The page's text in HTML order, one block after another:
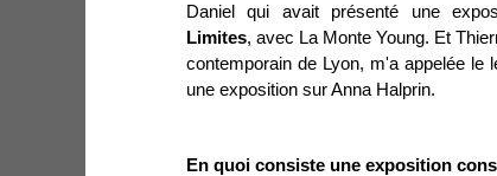
Daniel qui avait présenté une
Limites, avec La Monte Young. Et
contemporain de Lyon, m'a appelée le
une exposition sur Anna Halprin.
En quoi consiste une exposition